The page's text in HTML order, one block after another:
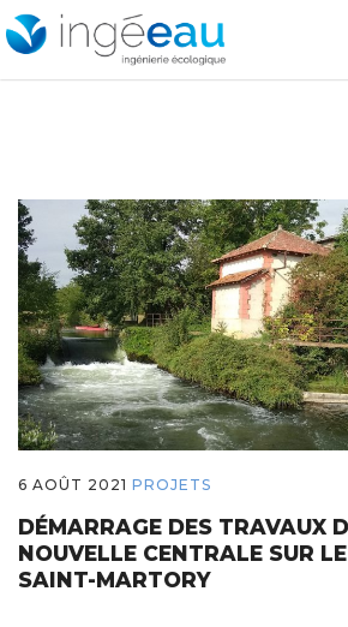
6 AOÛT 2021 PROJETS
DÉMARRAGE DES TRAVAUX
NOUVELLE CENTRALE SUR
SAINT-MARTORY